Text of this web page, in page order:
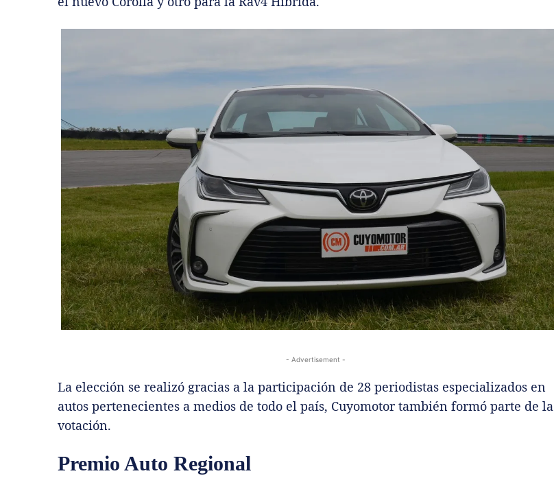
- Advertisement -
La elección se realizó gracias a la participación de 28 periodistas especializados en
autos pertenecientes a medios de todo el país, Cuyomotor también formó parte de la
votación.
Premio Auto Regional